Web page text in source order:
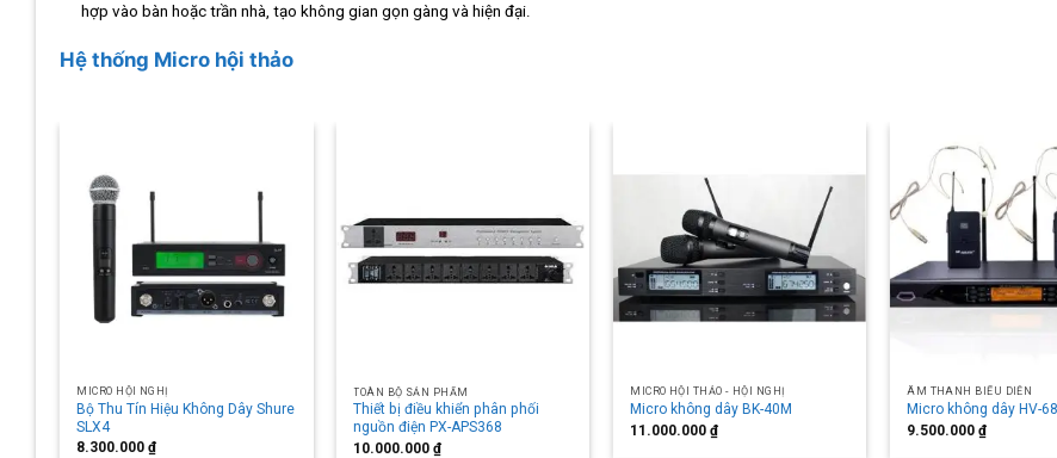
hợp vào bàn hoặc trần nhà, tạo không gian gọn gàng và hiện đại.
Hệ thống Micro hội thảo
MICRO HỘI NGHỊ
Bộ Thu Tín Hiệu Không Dây Shure
SLX4
8.300.000₫
TOÀN BỘ SẢN PHẨM
Thiết bị điều khiển phân phối
nguồn điện PX-APS368
10.000.000₫
MICRO HỘI THẢO - HỘI NGHỊ
Micro không dây BK-40M
11.000.000₫
ÂM THANH BIỂU DIỄN
Micro không dây HV-68
9.500.000₫